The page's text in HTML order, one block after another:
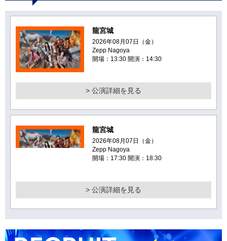
龍宮城
2026年08月07日（金）
Zepp Nagoya
開場：13:30 開演：14:30
> 公演詳細を見る
龍宮城
2026年08月07日（金）
Zepp Nagoya
開場：17:30 開演：18:30
> 公演詳細を見る